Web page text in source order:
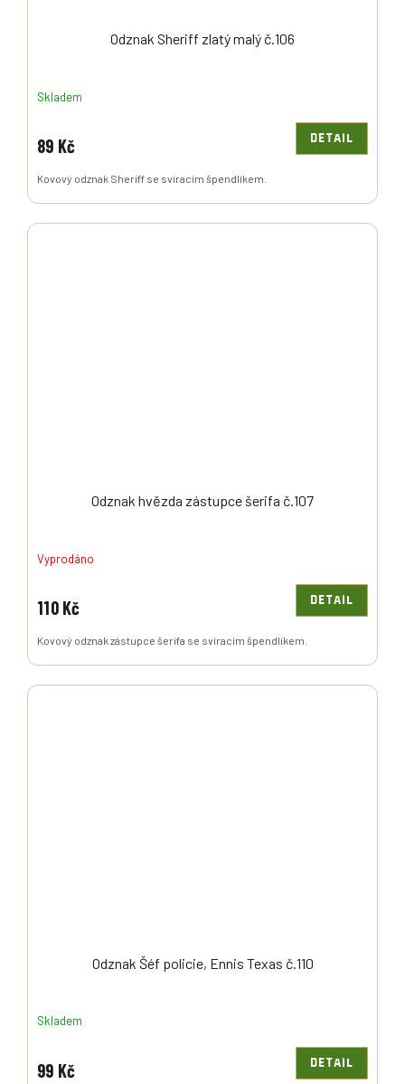
Odznak Sheriff zlatý malý č.106
Skladem
89 Kč DETAIL
Kovový odznak Sheriff se svíracím špendlíkem.
Odznak hvězda zástupce šerifa č.107
Vyprodáno
110 Kč DETAIL
Kovový odznak zástupce šerifa se svíracím špendlíkem.
Odznak Šéf policie, Ennis Texas č.110
Skladem
99 Kč DETAIL